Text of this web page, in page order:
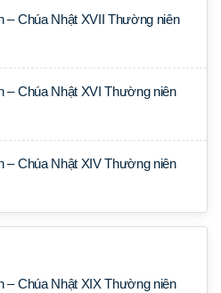
– Chúa Nhật XVII Thường niên
– Chúa Nhật XVI Thường niên
– Chúa Nhật XIV Thường niên
– Chúa Nhật XIX Thường niên